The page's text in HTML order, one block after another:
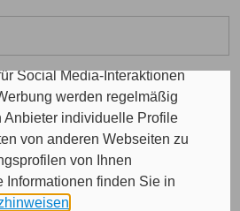
Werbung.
weitergegeben. Bei dem
Social Media-Interaktionen
werden regelmäßig
individuelle Profile
von anderen Webseiten zu
von Ihnen
Informationen finden Sie in